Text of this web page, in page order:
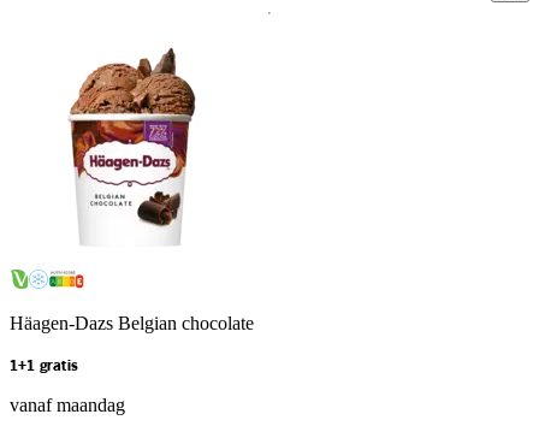
Häagen-Dazs Belgian chocolate
1+1 gratis
vanaf maandag